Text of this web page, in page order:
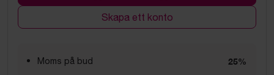
Skapa ett konto
Moms på bud 25%